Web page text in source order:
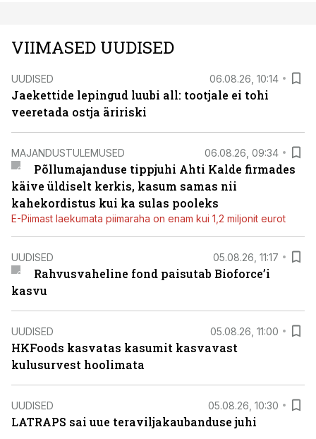
VIIMASED UUDISED
UUDISED 06.08.26, 10:14
Jaekettide lepingud luubi all: tootjale ei tohi
veeretada ostja äririski
MAJANDUSTULEMUSED 06.08.26, 09:34
Põllumajanduse tippjuhi Ahti Kalde firmades
käive üldiselt kerkis, kasum samas nii
kahekordistus kui ka sulas pooleks
E-Piimast laekumata piimaraha on enam kui 1,2 miljonit eurot
UUDISED 05.08.26, 11:17
Rahvusvaheline fond paisutab Bioforce’i
kasvu
UUDISED 05.08.26, 11:00
HKFoods kasvatas kasumit kasvavast
kulusurvest hoolimata
UUDISED 05.08.26, 10:30
LATRAPS sai uue teraviljakaubanduse juhi